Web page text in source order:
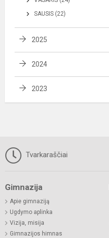
SAUSIS (22)
2025
2024
2023
Tvarkaraščiai
Gimnazija
Apie gimnaziją
Ugdymo aplinka
Vizija, misija
Gimnazijos himnas